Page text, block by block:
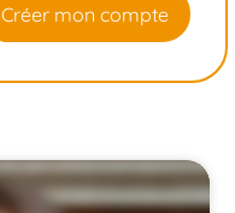
Créer mon compte